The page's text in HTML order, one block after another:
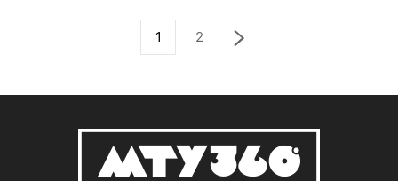
1 2